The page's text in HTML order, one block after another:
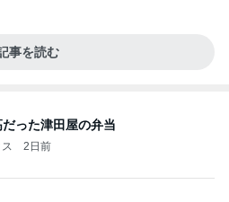
事を読む
った津田屋の弁当
2日前